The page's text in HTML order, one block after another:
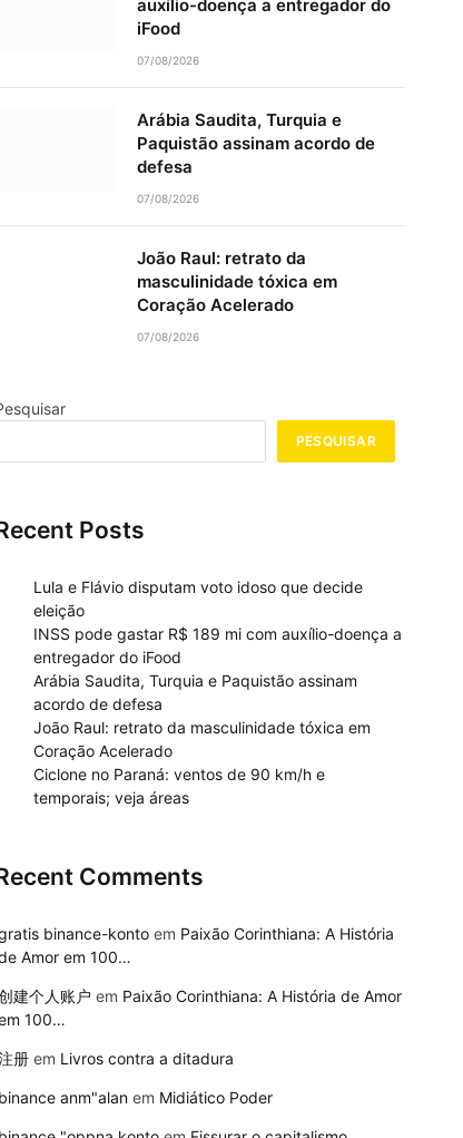
auxílio-doença a entregador do
iFood
07/08/2026
Arábia Saudita, Turquia e
Paquistão assinam acordo de
defesa
07/08/2026
João Raul: retrato da
masculinidade tóxica em
Coração Acelerado
07/08/2026
PESQUISAR
Posts
Lula e Flávio disputam voto idoso que decide
eleição
INSS pode gastar R$ 189 mi com auxílio-doença a
entregador do iFood
Arábia Saudita, Turquia e Paquistão assinam
acordo de defesa
João Raul: retrato da masculinidade tóxica em
Coração Acelerado
Ciclone no Paraná: ventos de 90 km/h e
temporais; veja áreas
Comments
binance-kontoem Paixão Corinthiana: A História
Amor em 100…
建个人账户 em Paixão Corinthiana: A História de Amor
100…
册em Livros contra a ditadura
binance anm"alanem Midiático Poder